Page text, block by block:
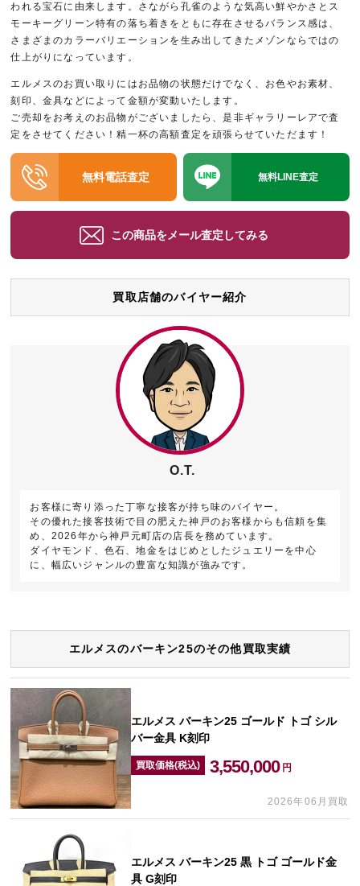
われる宝石に由来します。さながら孔雀のような気高い鮮やかさとス
モーキーグリーン特有の落ち着きをともに存在させるバランス感は、
さまざまのカラーバリエーションを生み出してきたメゾンならではの
仕上がりになっています。
エルメスのお買い取りにはお品物の状態だけでなく、お色やお素材、
刻印、金具などによって金額が変動いたします。
ご売却をお考えのお品物がございましたら、是非ギャラリーレアで査
定をさせてください！精一杯の高額査定を頑張らせていただます！
無料電話査定 無料LINE査定
この商品をメール査定してみる
買取店舗のバイヤー紹介
O.T.
お客様に寄り添った丁寧な接客が持ち味のバイヤー。
その優れた接客技術で目の肥えた神戸のお客様からも信頼を集
め、2026年から神戸元町店の店長を務めています。
ダイヤモンド、色石、地金をはじめとしたジュエリーを中心
に、幅広いジャンルの豊富な知識が強みです。
エルメスのバーキン25のその他買取実績
エルメス バーキン25 ゴールド トゴ シル
バー金具 K刻印
買取価格(税込) 3,550,000 円
2026年06月買取
エルメス バーキン25 黒 トゴ ゴールド金
具 G刻印